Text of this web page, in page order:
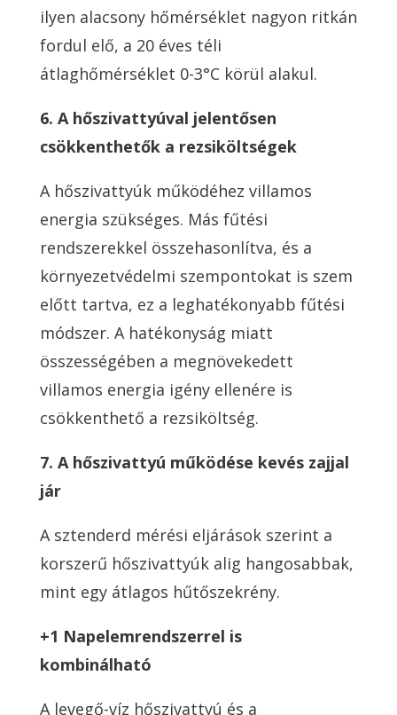
ilyen alacsony hőmérséklet nagyon ritkán
fordul elő, a 20 éves téli
átlaghőmérséklet 0-3°C körül alakul.
6. A hőszivattyúval jelentősen
csökkenthetők a rezsiköltségek
A hőszivattyúk működéhez villamos
energia szükséges. Más fűtési
rendszerekkel összehasonlítva, és a
környezetvédelmi szempontokat is szem
előtt tartva, ez a leghatékonyabb fűtési
módszer. A hatékonyság miatt
összességében a megnövekedett
villamos energia igény ellenére is
csökkenthető a rezsiköltség.
7. A hőszivattyú működése kevés zajjal
jár
A sztenderd mérési eljárások szerint a
korszerű hőszivattyúk alig hangosabbak,
mint egy átlagos hűtőszekrény.
+1 Napelemrendszerrel is
kombinálható
A levegő-víz hőszivattyú és a